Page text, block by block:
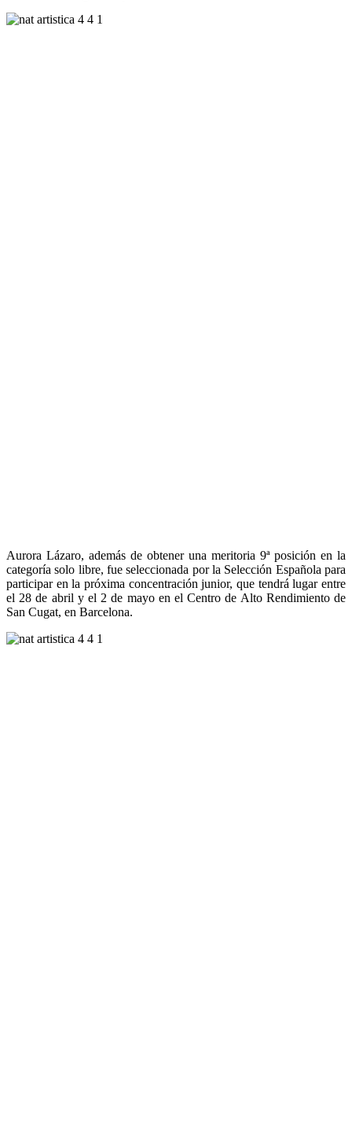
Aurora Lázaro, además de obtener una meritoria 9ª posición en la
categoría solo libre, fue seleccionada por la Selección Española para
participar en la próxima concentración junior, que tendrá lugar entre
el 28 de abril y el 2 de mayo en el Centro de Alto Rendimiento de
San Cugat, en Barcelona.